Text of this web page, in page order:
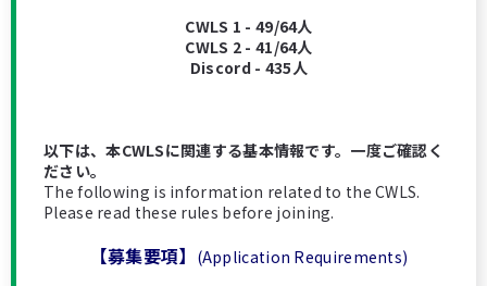
CWLS 1 - 49/64人
CWLS 2 - 41/64人
Discord - 435人
以下は、本CWLSに関連する基本情報です。一度ご確認く
ださい。
The following is information related to the CWLS.
Please read these rules before joining.
【募集要項】 (Application Requirements)